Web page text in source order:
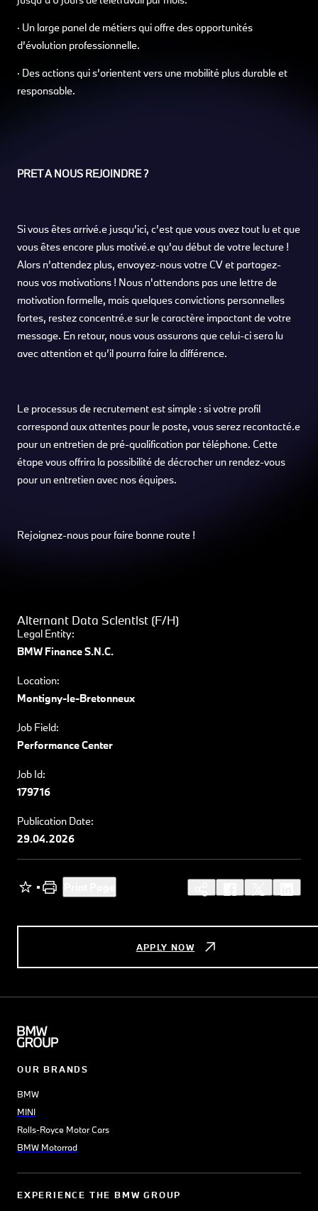
· Un large panel de métiers qui offre des opportunités
d’évolution professionnelle.
· Des actions qui s’orientent vers une mobilité plus durable et
responsable.
PRET A NOUS REJOINDRE ?
Si vous êtes arrivé.e jusqu'ici, c’est que vous avez tout lu et que
vous êtes encore plus motivé.e qu'au début de votre lecture !
Alors n’attendez plus, envoyez-nous votre CV et partagez-
nous vos motivations ! Nous n'attendons pas une lettre de
motivation formelle, mais quelques convictions personnelles
fortes, restez concentré.e sur le caractère impactant de votre
message. En retour, nous vous assurons que celui-ci sera lu
avec attention et qu’il pourra faire la différence.
Le processus de recrutement est simple : si votre profil
correspond aux attentes pour le poste, vous serez recontacté.e
pour un entretien de pré-qualification par téléphone. Cette
étape vous offrira la possibilité de décrocher un rendez-vous
pour un entretien avec nos équipes.
Rejoignez-nous pour faire bonne route !
Alternant Data Scientist (F/H)
Legal Entity:
BMW Finance S.N.C.
Location:
Montigny-le-Bretonneux
Job Field:
Performance Center
Job Id:
179716
Publication Date:
29.04.2026
APPLY NOW
OUR BRANDS
BMW
MINI
Rolls-Royce Motor Cars
BMW Motorrad
EXPERIENCE THE BMW GROUP